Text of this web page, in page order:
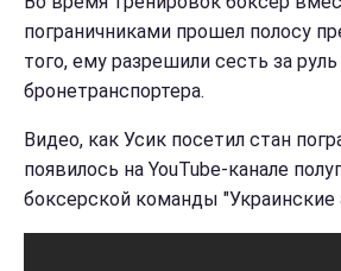
пограничниками прошел полосу
того, ему разрешили сесть за руль
бронетранспортера.
Видео, как Усик посетил стан
появилось на YouTube-канале
боксерской команды "Украинские